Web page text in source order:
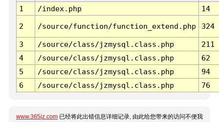
1
/index.php 14
2 /source/function/function_extend.php 324
3 /source/class/jzmysql.class.php
211
4
/source/class/jzmysql.class.php
62
5
/source/class/jzmysql.class.php
94
6
/source/class/jzmysql.class.php 76
www.365jz.com 已经将此出错信息详细记录, 由此给您带来的访问不便我